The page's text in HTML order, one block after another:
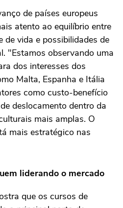
de países europeus
atento ao equilíbrio entre
de vida e possibilidades de
"Estamos observando uma
dos interesses dos
Malta, Espanha e Itália
como custo-benefício
deslocamento dentro da
mais amplas. O
mais estratégico nas
liderando o mercado
que os cursos de